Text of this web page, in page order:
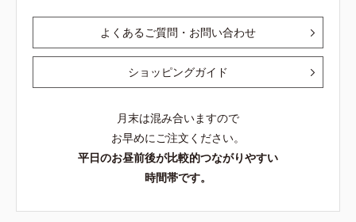
よくあるご質問・お問い合わせ
ショッピングガイド
月末は混み合いますので
お早めにご注文ください。
平日のお昼前後が比較的つながりやすい
時間帯です。